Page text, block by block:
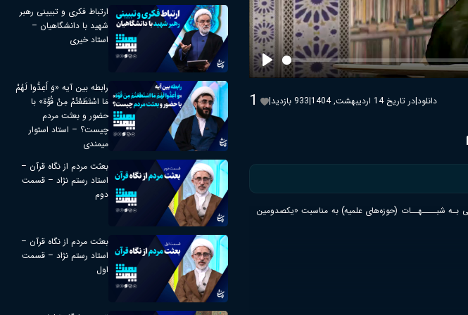
Play
1 | 933 بازدید| در تاریخ 14 اردیبهشت, 1404|دانلود
شبــــهــات (حوزه‌های علمیه) به مناسبت «یکصدومین
ارتباط فکری و تبیینی رهبر
شهید با دانشگاهیان –
استاد خیری
رابطه بین آیه «وَ أَعِدُّوا لَهُمْ
مَا اسْتَطَعْتُمْ مِنْ قُوَّة» با
حضور و بعثت مردم
چیست؟ – استاد استوار
میمندی
بعثت مردم از نگاه قرآن –
استاد رستم نژاد – قسمت
دوم
بعثت مردم از نگاه قرآن –
استاد رستم نژاد – قسمت
اول